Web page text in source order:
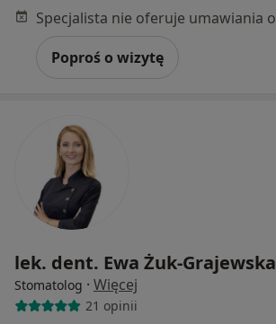
Poproś o wizytę
lek. dent. Ewa Żuk-Grajewska
Stomatolog · Więcej
21 opinii